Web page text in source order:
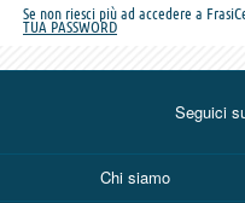
Se non riesci più ad accedere a
TUA PASSWORD
Seguici
Chi siamo